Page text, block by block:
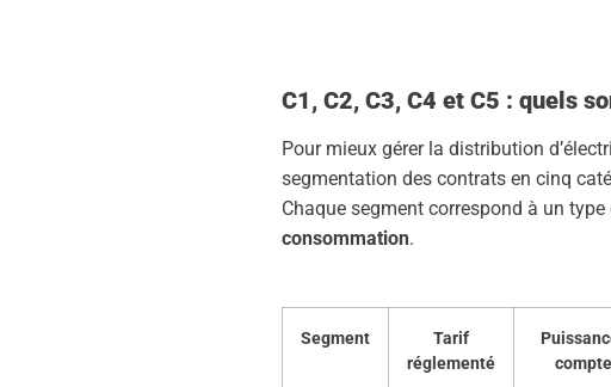
C1, C2, C3, C4 et C5 : quels
Pour mieux gérer la distribution
segmentation des contrats en cinq
Chaque segment correspond à un
consommation.
Segment
Tarif
réglementé